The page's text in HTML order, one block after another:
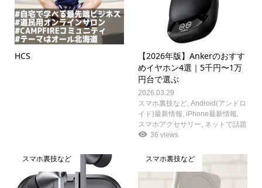
HCS
【2026年版】Ankerのおすす
めイヤホン4選｜5千円〜1万
円台で選ぶ
2026.03.29
スマホ裏技など,Android(アンドロ
イド)最新情報, iPhone最新情報,
スマホアクセサリー, ネットで話題
36 views
スマホ裏技など スマホ裏技など